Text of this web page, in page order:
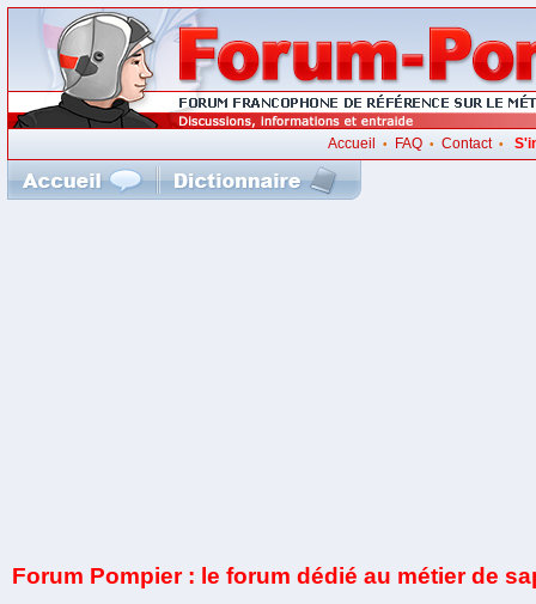
Accueil • FAQ• Contact•
Forum Pompier : le forum dédié au métier de